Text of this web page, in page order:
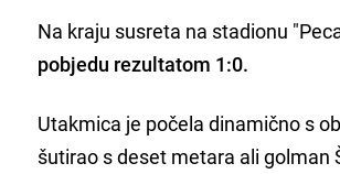
Na kraju susreta na stadionu
pobjedu rezultatom 1:0.
Utakmica je počela dinamično s
šutirao s deset metara ali golman